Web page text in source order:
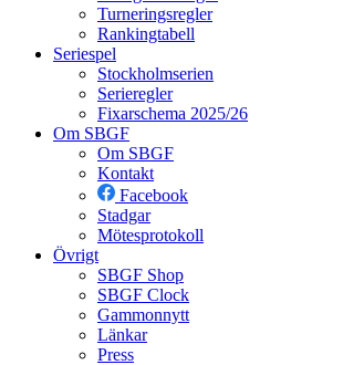
Turneringsregler
Rankingtabell
Seriespel
Stockholmserien
Serieregler
Fixarschema 2025/26
Om SBGF
Om SBGF
Kontakt
Facebook
Stadgar
Mötesprotokoll
Övrigt
SBGF Shop
SBGF Clock
Gammonnytt
Länkar
Press